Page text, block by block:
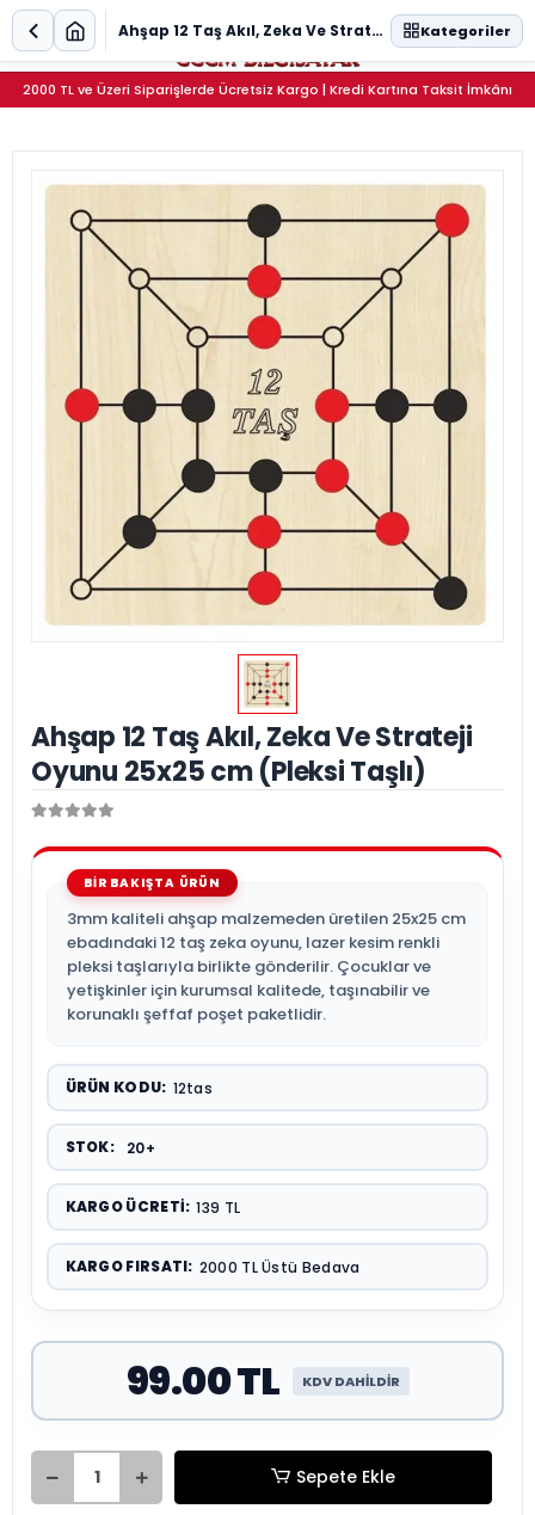
2000 TL ve Üzeri Siparişlerde Ücretsiz Kargo | Kredi Kartına Taksit İmkânı
0
Ahşap 12 Taş Akıl, Zeka Ve Strateji
Oyunu 25x25 cm (Pleksi Taşlı)
3mm kaliteli ahşap malzemeden üretilen 25x25 cm
ebadındaki 12 taş zeka oyunu, lazer kesim renkli
pleksi taşlarıyla birlikte gönderilir. Çocuklar ve
yetişkinler için kurumsal kalitede, taşınabilir ve
korunaklı şeffaf poşet paketlidir.
ÜRÜN KODU: 12tas
STOK: 20+
KARGO ÜCRETI: 139 TL
KARGO FIRSATI: 2000 TL Üstü Bedava
99.00 TL KDV DAHİLDİR
Sepete Ekle
Ahşap 12 Taş Akıl, Zeka Ve Strateji Oyunu 25x25 cm (Pleksi Taşlı) Kategoriler